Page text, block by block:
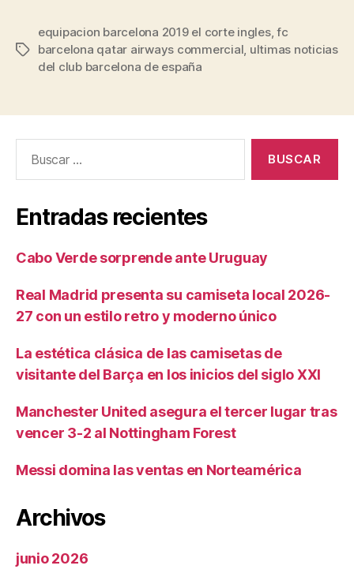
Etiquetas
equipacion barcelona 2019 el corte ingles,fc
barcelona qatar airways commercial, ultimas noticias
del club barcelona de españa
Entradas recientes
Cabo Verde sorprende ante Uruguay
Real Madrid presenta su camiseta local 2026-
27 con un estilo retro y moderno único
La estética clásica de las camisetas de
visitante del Barça en los inicios del siglo XXI
Manchester United asegura el tercer lugar tras
vencer 3-2 al Nottingham Forest
Messi domina las ventas en Norteamérica
Archivos
junio 2026